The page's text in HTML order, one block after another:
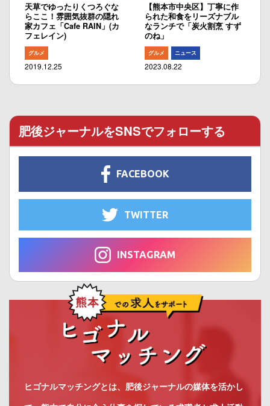
天草でゆったりくつろぐな
らここ！雰囲気抜群の隠れ
家カフェ「Cafe RAIN」(カ
フェレイン)
グルメ
2019.12.25
【熊本市中央区】丁寧に作
られた和食をリーズナブル
なランチで「炭火割烹 すず
のね」
グルメ ニュース
2023.08.22
肥後ジャーナルをSNSでフォローする
FACEBOOK
TWITTER
INSTAGRAM
ヒゴナルマッチングとは、肥後ジャーナルの媒体を活かし